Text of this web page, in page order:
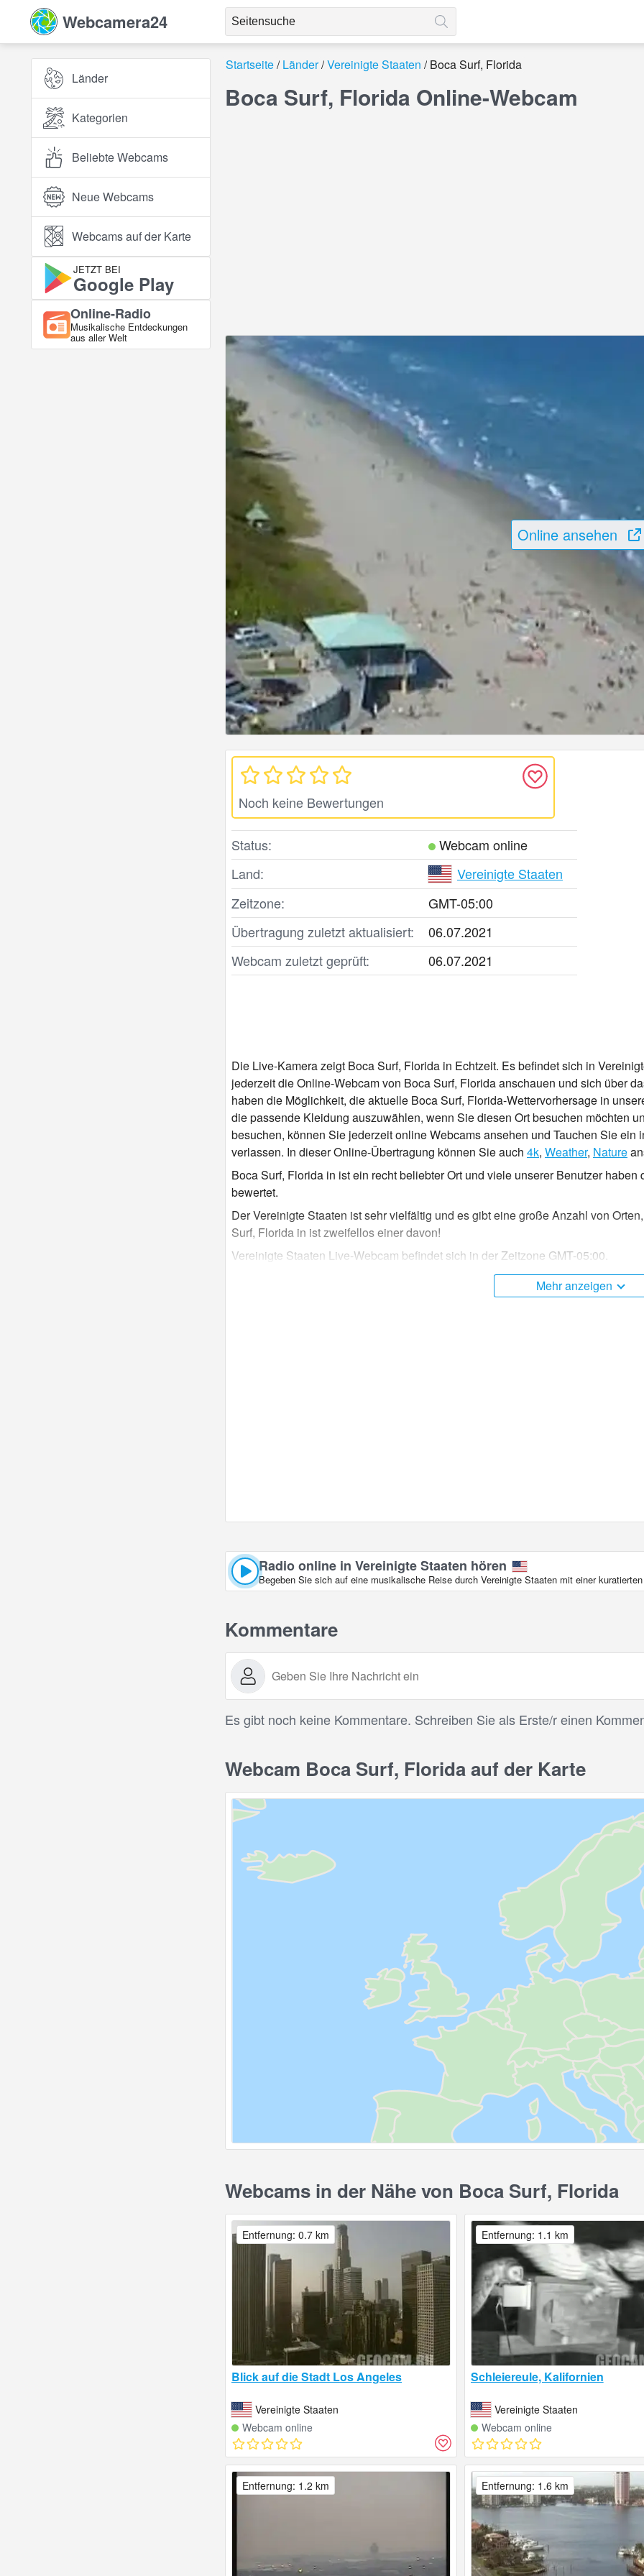
Webcamera24
Länder
Kategorien
Beliebte Webcams
Neue Webcams
Webcams auf der Karte
JETZT BEI
Google Play
Online‑Radio
Musikalische Entdeckungen
aus aller Welt
Startseite Länder Vereinigte Staaten Boca Surf, Florida
Boca Surf, Florida Online-Webcam
Online ansehen
Noch keine Bewertungen
Status:
Webcam online
Land:
Vereinigte Staaten
Zeitzone:
GMT-05:00
Übertragung zuletzt aktualisiert:
06.07.2021
Webcam zuletzt geprüft:
06.07.2021
Die Live-Kamera zeigt Boca Surf, Florida in Echtzeit. Es befindet sich in
jederzeit die Online-Webcam von Boca Surf, Florida anschauen und sich über
haben die Möglichkeit, die aktuelle Boca Surf, Florida-Wettervorhersage in
die passende Kleidung auszuwählen, wenn Sie diesen Ort besuchen möchten
besuchen, können Sie jederzeit online Webcams ansehen und Tauchen Sie ein
verlassen. In dieser Online-Übertragung können Sie auch 4k, Weather, Nature
Boca Surf, Florida in ist ein recht beliebter Ort und viele unserer Benutzer
bewertet.
Der Vereinigte Staaten ist sehr vielfältig und es gibt eine große Anzahl von
Surf, Florida in ist zweifellos einer davon!
Vereinigte Staaten Live-Webcam befindet sich in der Zeitzone GMT-05:00.
Mehr anzeigen
Radio online in Vereinigte Staaten hören
Begeben Sie sich auf eine musikalische Reise durch Vereinigte Staaten mit einer
Kommentare
Es gibt noch keine Kommentare. Schreiben Sie als Erste/r einen
Webcam Boca Surf, Florida auf der Karte
Webcams in der Nähe von Boca Surf, Florida
Blick auf die Stadt Los Angeles
Vereinigte Staaten
Webcam online
Entfernung: 0.7 km
Schleiereule, Kalifornien
Vereinigte Staaten
Webcam online
Entfernung: 1.1 km
Entfernung: 1.2 km Entfernung: 1.6 km